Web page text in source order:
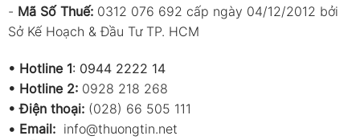
- Mã Số Thuế: 0312 076 692 cấp ngày 04/12/2012 bởi
Sở Kế Hoạch & Đầu Tư TP. HCM
• Hotline 1: 0944 2222 14
• Hotline 2: 0928 218 268
• Điện thoại: (028) 66 505 111
• Email: info@thuongtin.net